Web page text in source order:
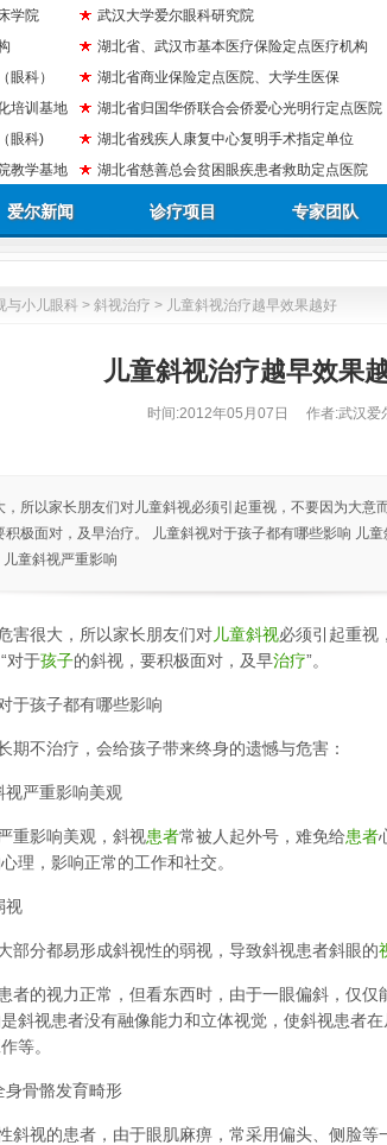
学院
眼科）
培训基地
眼科)
教学基地
武汉大学爱尔眼科研究院
湖北省、武汉市基本医疗保险定点医疗机构
湖北省商业保险定点医院、大学生医保
湖北省归国华侨联合会侨爱心光明行定点医院
湖北省残疾人康复中心复明手术指定单位
湖北省慈善总会贫困眼疾患者救助定点医院
爱尔新闻 诊疗项目 专家团队
与小儿眼科 > 斜视治疗 > 儿童斜视治疗越早效果越好
儿童斜视治疗越早效果
时间:2012年05月07日
作者:武汉爱
，所以家长朋友们对儿童斜视必须引起重视，不要因为大意
积极面对，及早治疗。 儿童斜视对于孩子都有哪些影响 儿
童斜视严重影响
害很大，所以家长朋友们对儿童斜视必须引起重视
对于孩子的斜视，要积极面对，及早治疗”。
孩子都有哪些影响
不治疗，会给孩子带来终身的遗憾与危害：
严重影响美观
影响美观，斜视患者常被人起外号，难免给患者
理，影响正常的工作和社交。
分都易形成斜视性的弱视，导致斜视患者斜眼的
的视力正常，但看东西时，由于一眼偏斜，仅仅
斜视患者没有融像能力和立体视觉，使斜视患者
等。
骨骼发育畸形
视的患者，由于眼肌麻痹，常采用偏头、侧脸等